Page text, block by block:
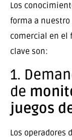
Los
forma a
comercial en el
clave son:
1.
de
juegos
Los operadores